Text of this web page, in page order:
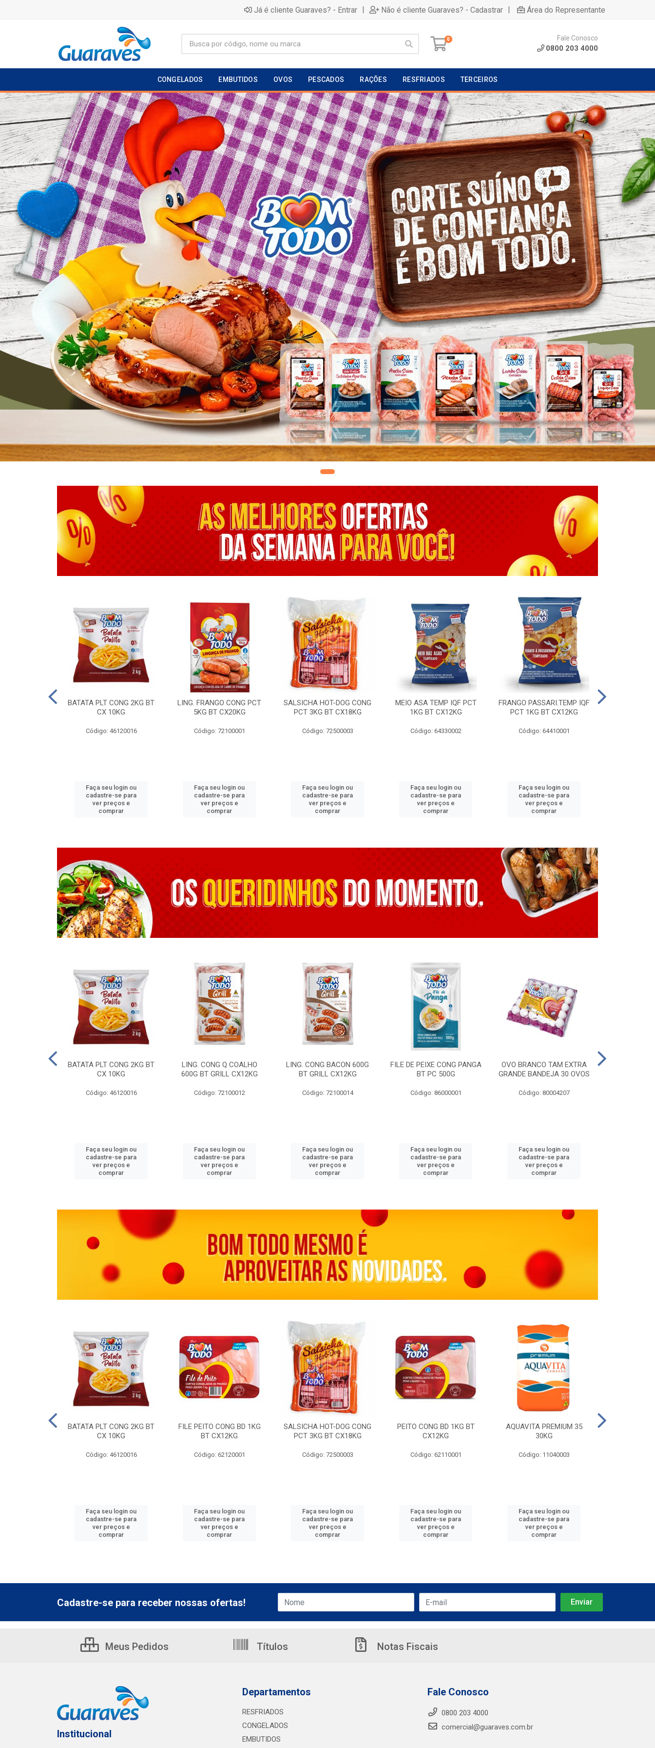
Já é cliente Guaraves? - Entrar | Não é cliente Guaraves? - Cadastrar | Área do Representante
0 Fale Conosco
0800 203 4000
CONGELADOS EMBUTIDOS OVOS PESCADOS RAÇÕES RESFRIADOS TERCEIROS
BATATA PLT CONG 2KG BT
CX 10KG
Código: 46120016
Faça seu login ou
cadastre-se para
ver preços e
comprar
LING. FRANGO CONG PCT
5KG BT CX20KG
Código: 72100001
Faça seu login ou
cadastre-se para
ver preços e
comprar
SALSICHA HOT-DOG CONG
PCT 3KG BT CX18KG
Código: 72500003
Faça seu login ou
cadastre-se para
ver preços e
comprar
MEIO ASA TEMP IQF PCT
1KG BT CX12KG
Código: 64330002
Faça seu login ou
cadastre-se para
ver preços e
comprar
FRANGO PASSARI.TEMP IQF
PCT 1KG BT CX12KG
Código: 64410001
Faça seu login ou
cadastre-se para
ver preços e
comprar
BATATA PLT CONG 2KG BT
CX 10KG
Código: 46120016
Faça seu login ou
cadastre-se para
ver preços e
comprar
LING. CONG Q COALHO
600G BT GRILL CX12KG
Código: 72100012
Faça seu login ou
cadastre-se para
ver preços e
comprar
LING. CONG BACON 600G
BT GRILL CX12KG
Código: 72100014
Faça seu login ou
cadastre-se para
ver preços e
comprar
FILE DE PEIXE CONG PANGA
BT PC 500G
Código: 86000001
Faça seu login ou
cadastre-se para
ver preços e
comprar
OVO BRANCO TAM EXTRA
GRANDE BANDEJA 30 OVOS
Código: 80004207
Faça seu login ou
cadastre-se para
ver preços e
comprar
BATATA PLT CONG 2KG BT
CX 10KG
Código: 46120016
Faça seu login ou
cadastre-se para
ver preços e
comprar
FILE PEITO CONG BD 1KG
BT CX12KG
Código: 62120001
Faça seu login ou
cadastre-se para
ver preços e
comprar
SALSICHA HOT-DOG CONG
PCT 3KG BT CX18KG
Código: 72500003
Faça seu login ou
cadastre-se para
ver preços e
comprar
PEITO CONG BD 1KG BT
CX12KG
Código: 62110001
Faça seu login ou
cadastre-se para
ver preços e
comprar
AQUAVITA PREMIUM 35
30KG
Código: 11040003
Faça seu login ou
cadastre-se para
ver preços e
comprar
Cadastre-se para receber nossas ofertas!
Meus Pedidos Títulos Notas Fiscais
Institucional
Departamentos
RESFRIADOS
CONGELADOS
EMBUTIDOS
Fale Conosco
0800 203 4000
comercial@guaraves.com.br